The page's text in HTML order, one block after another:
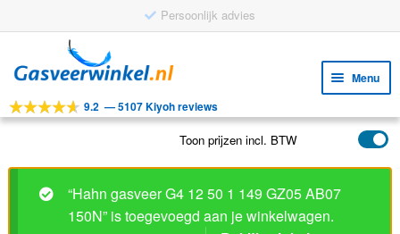
Persoonlijk advies
door
navigatie
naar
inhoud
Menu
Tools
Toepassingen
Klantenservice
9.2 —5107 Kiyoh reviews
Toon prijzen incl. BTW
“Hahn gasveer G4 12 50 1 149 GZ05 AB07
150N” is toegevoegd aan je winkelwagen.